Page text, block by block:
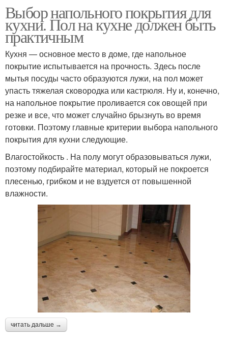
Выбор напольного покрытия для
кухни. Пол на кухне должен быть
практичным
Кухня — основное место в доме, где напольное
покрытие испытывается на прочность. Здесь после
мытья посуды часто образуются лужи, на пол может
упасть тяжелая сковородка или кастрюля. Ну и, конечно,
на напольное покрытие проливается сок овощей при
резке и все, что может случайно брызнуть во время
готовки. Поэтому главные критерии выбора напольного
покрытия для кухни следующие.
Влагостойкость . На полу могут образовываться лужи,
поэтому подбирайте материал, который не покроется
плесенью, грибком и не вздуется от повышенной
влажности.
читать дальше →